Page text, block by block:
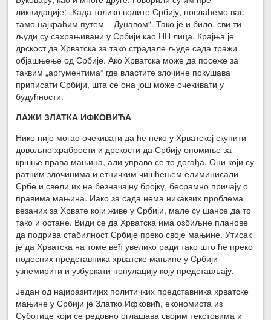
ликвидације: „Када толико волите Србију, послаћемо вас
тамо најкраћим путем – Дунавом“. Тако је и било, сви ти
људи су сахрањивани у Србији као НН лица. Крајња је
дрскост да Хрватска за тако страдале људе сада тражи
објашњење од Србије. Ако Хрватска може да посеже за
таквим „аргументима“ где властите злочине покушава
приписати Србији, шта се она још може очекивати у
будућности.
ЛАЖИ ЗЛАТКА ИФКОВИЋА
Нико није могао очекивати да ће неко у Хрватској скупити
довољно храбрости и дрскости да Србију опомиње за
кршње права мањина, али управо се то догађа. Они који су
ратним злочинима и етничким чишћењем елиминисали
Србе и свели их на безначајну бројку, бесрамно причају о
правима мањина. Иако за сада нема никаквих проблема
везаних за Хрвате који живе у Србији, мале су шансе да то
тако и остане. Види се да Хрватска има озбиљне планове
да подрива стабилност Србије преко своје мањине. Утисак
је да Хрватска на томе већ увелико ради тако што ће преко
подесних представника хрватске мањине у Србији
узнемирити и узбуркати популацију коју представљају.
Један од најиразитијих политичких представника хрватске
мањине у Србији је Златко Ифковић, економиста из
Суботице који се редовно оглашава својим текстовима и